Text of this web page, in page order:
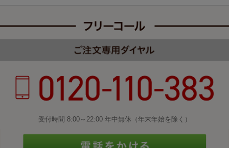
受付時間 8:00～22:00 年中無休（年末年始を除く）